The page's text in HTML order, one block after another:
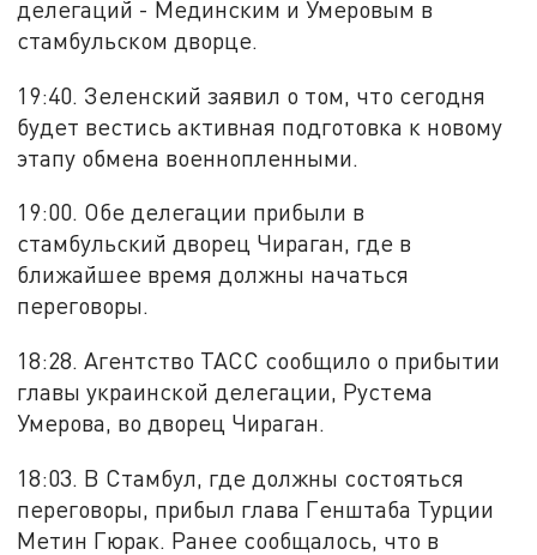
делегаций - Мединским и Умеровым в
стамбульском дворце.
19:40. Зеленский заявил о том, что сегодня
будет вестись активная подготовка к новому
этапу обмена военнопленными.
19:00. Обе делегации прибыли в
стамбульский дворец Чираган, где в
ближайшее время должны начаться
переговоры.
18:28. Агентство ТАСС сообщило о прибытии
главы украинской делегации, Рустема
Умерова, во дворец Чираган.
18:03. В Стамбул, где должны состояться
переговоры, прибыл глава Генштаба Турции
Метин Гюрак. Ранее сообщалось, что в